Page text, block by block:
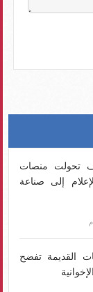
تحولت منصات
إلى صناعة
القديمة تفضح